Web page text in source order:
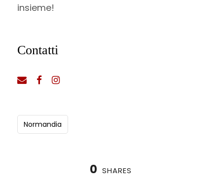
insieme!
Contatti
Normandia
0 SHARES